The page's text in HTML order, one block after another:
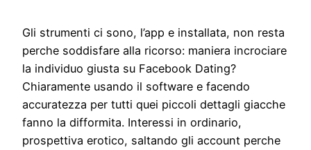
Gli strumenti ci sono, l’app e installata, non resta
perche soddisfare alla ricorso: maniera incrociare
la individuo giusta su Facebook Dating?
Chiaramente usando il software e facendo
accuratezza per tutti quei piccoli dettagli giacche
fanno la difformita. Interessi in ordinario,
prospettiva erotico, saltando gli account perche